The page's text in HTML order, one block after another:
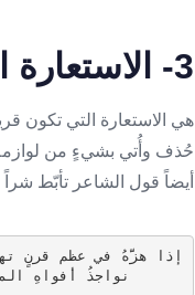
3- الاستعارة المكنية المُرشّحة
هي الاستعارة التي تكون
حُذف وأُتي بشيءٍ من لوازمه،
أيضاً قول الشاعر تأبّط
إذا هزَّهُ في عظم قرنٍ